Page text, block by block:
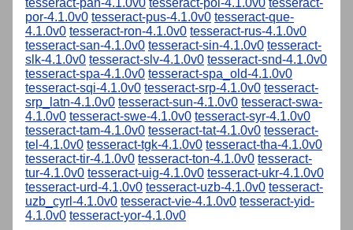
tesseract-pan-4.1.0v0 tesseract-pol-4.1.0v0 tesseract-
por-4.1.0v0 tesseract-pus-4.1.0v0 tesseract-que-
4.1.0v0 tesseract-ron-4.1.0v0 tesseract-rus-4.1.0v0
tesseract-san-4.1.0v0 tesseract-sin-4.1.0v0 tesseract-
slk-4.1.0v0 tesseract-slv-4.1.0v0 tesseract-snd-4.1.0v0
tesseract-spa-4.1.0v0 tesseract-spa_old-4.1.0v0
tesseract-sqi-4.1.0v0 tesseract-srp-4.1.0v0 tesseract-
srp_latn-4.1.0v0 tesseract-sun-4.1.0v0 tesseract-swa-
4.1.0v0 tesseract-swe-4.1.0v0 tesseract-syr-4.1.0v0
tesseract-tam-4.1.0v0 tesseract-tat-4.1.0v0 tesseract-
tel-4.1.0v0 tesseract-tgk-4.1.0v0 tesseract-tha-4.1.0v0
tesseract-tir-4.1.0v0 tesseract-ton-4.1.0v0 tesseract-
tur-4.1.0v0 tesseract-uig-4.1.0v0 tesseract-ukr-4.1.0v0
tesseract-urd-4.1.0v0 tesseract-uzb-4.1.0v0 tesseract-
uzb_cyrl-4.1.0v0 tesseract-vie-4.1.0v0 tesseract-yid-
4.1.0v0 tesseract-yor-4.1.0v0